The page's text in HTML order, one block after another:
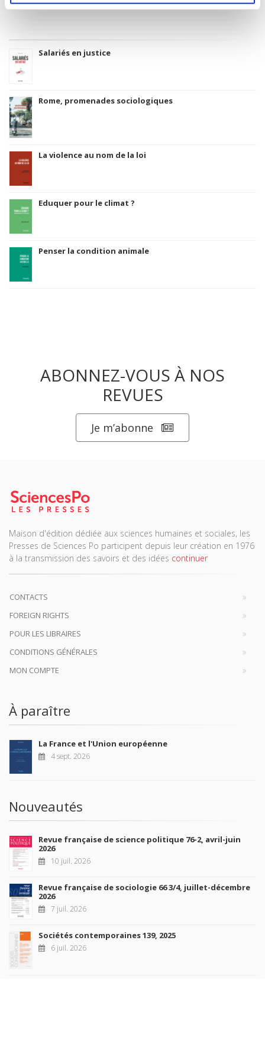
Salariés en justice
Rome, promenades sociologiques
La violence au nom de la loi
Eduquer pour le climat ?
Penser la condition animale
ABONNEZ-VOUS À NOS
REVUES
Je m’abonne
Maison d'édition dédiée aux sciences humaines et sociales, les
Presses de Sciences Po participent depuis leur création en 1976
à la transmission des savoirs et des idées continuer
CONTACTS
FOREIGN RIGHTS
POUR LES LIBRAIRES
CONDITIONS GÉNÉRALES
MON COMPTE
À paraître
La France et l'Union européenne
4 sept. 2026
Nouveautés
Revue française de science politique 76-2, avril-juin
2026
10 juil. 2026
Revue française de sociologie 66 3/4, juillet-décembre
2026
7 juil. 2026
Sociétés contemporaines 139, 2025
6 juil. 2026